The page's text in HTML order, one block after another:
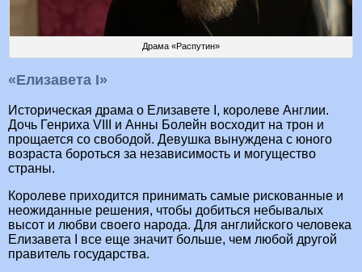
Драма «Распутин»
«Елизавета I»
Историческая драма о Елизавете I, королеве Англии.
Дочь Генриха VIII и Анны Болейн восходит на трон и
прощается со свободой. Девушка вынуждена с юного
возраста бороться за независимость и могущество
страны.
Королеве приходится принимать самые рискованные и
неожиданные решения, чтобы добиться небывалых
высот и любви своего народа. Для английского человека
Елизавета I все еще значит больше, чем любой другой
правитель государства.